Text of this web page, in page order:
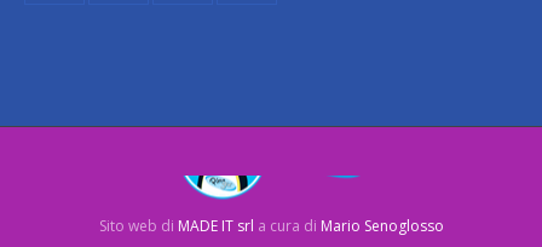
Sito web di MADE IT srl a cura di Mario Senoglosso